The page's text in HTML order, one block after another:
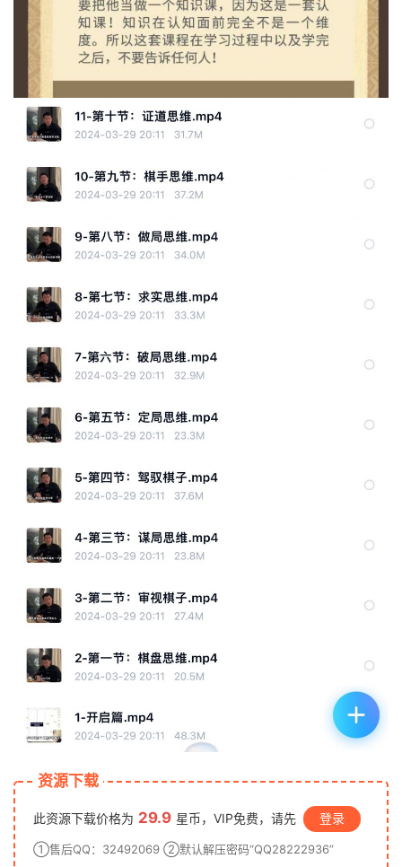
资源下载
此资源下载价格为 29.9 星币，VIP免费，请先 登录
①售后QQ：32492069 ②默认解压密码“QQ28222936”